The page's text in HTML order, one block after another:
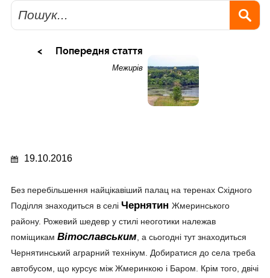
Пошук
Попередня стаття
Межирів
19.10.2016
Без перебільшення найцікавіший палац на теренах Східного
Поділля знаходиться в селі Чернятин Жмеринського
району. Рожевий шедевр у стилі неоготики належав
поміщикам Вітославським , а сьогодні тут знаходиться
Чернятинський аграрний технікум. Добиратися до села треба
автобусом, що курсує між Жмеринкою і Баром. Крім того, двічі